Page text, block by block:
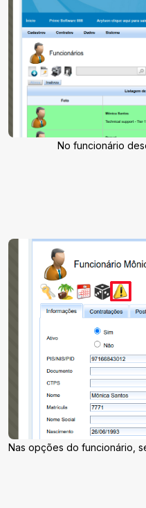
No funcionário
Nas opções do funcionário,